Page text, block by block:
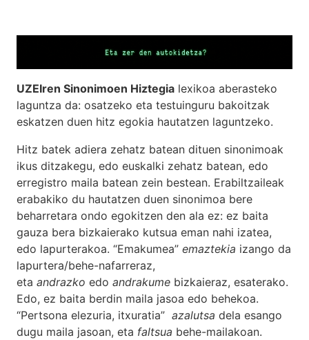
UZEIren Sinonimoen Hiztegia lexikoa aberasteko
laguntza da: osatzeko eta testuinguru bakoitzak
eskatzen duen hitz egokia hautatzen laguntzeko.
Hitz batek adiera zehatz batean dituen sinonimoak
ikus ditzakegu, edo euskalki zehatz batean, edo
erregistro maila batean zein bestean. Erabiltzaileak
erabakiko du hautatzen duen sinonimoa bere
beharretara ondo egokitzen den ala ez: ez baita
gauza bera bizkaierako kutsua eman nahi izatea,
edo lapurterakoa. “Emakumea” emaztekia izango da
lapurtera/behe-nafarreraz,
eta andrazko edo andrakume bizkaieraz, esaterako.
Edo, ez baita berdin maila jasoa edo behekoa.
“Pertsona elezuria, itxuratia” azalutsa dela esango
dugu maila jasoan, eta faltsua behe-mailakoan.